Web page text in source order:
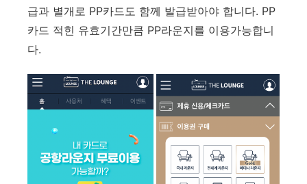
급과 별개로 PP카드도 함께 발급받아야 합니다. PP
카드 적힌 유효기간만큼 PP라운지를 이용가능합니
다.